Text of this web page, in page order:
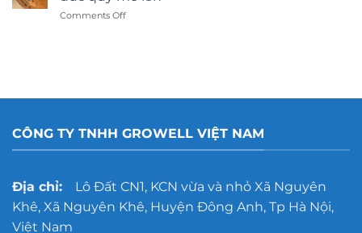
hay
dán
hơn?
Comments Offon
rỉ
cho
xưởng
quy
mô
lớn
CÔNG TY TNHH GROWELL VIỆT NAM
Địa chỉ:Lô Đất CN1, KCN vừa và nhỏ Xã Nguyên
Khê, Xã Nguyên Khê, Huyện Đông Anh, Tp Hà Nội,
Việt Nam